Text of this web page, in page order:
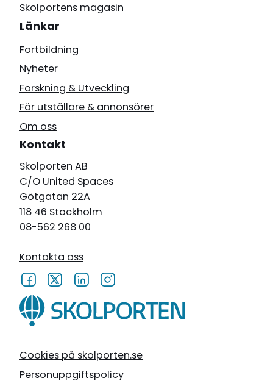
Cookies på skolporten.se
Personuppgiftspolicy
Skolportens magasin
Länkar
Fortbildning
Nyheter
Forskning & Utveckling
För utställare & annonsörer
Om oss
Kontakt
Skolporten AB
C/O United Spaces
Götgatan 22A
118 46 Stockholm
08-562 268 00
Kontakta oss